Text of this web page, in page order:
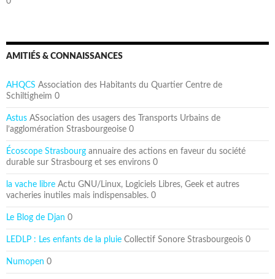
AMITIÉS & CONNAISSANCES
AHQCS Association des Habitants du Quartier Centre de
Schiltigheim 0
Astus ASsociation des usagers des Transports Urbains de
l’agglomération Strasbourgeoise 0
Écoscope Strasbourg annuaire des actions en faveur du société
durable sur Strasbourg et ses environs 0
la vache libre Actu GNU/Linux, Logiciels Libres, Geek et autres
vacheries inutiles mais indispensables. 0
Le Blog de Djan 0
LEDLP : Les enfants de la pluie Collectif Sonore Strasbourgeois 0
Numopen 0